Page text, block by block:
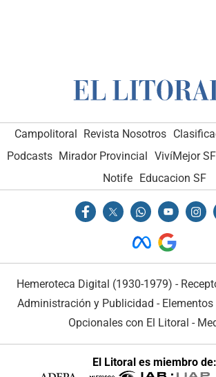
Campolitoral Revista Nosotros
Podcasts Mirador Provincial VivíMejor SF
Notife Educacion SF
Hemeroteca Digital (1930-1979) -
Administración y Publicidad -
Opcionales con El Litoral -
El Litoral es miembro de: